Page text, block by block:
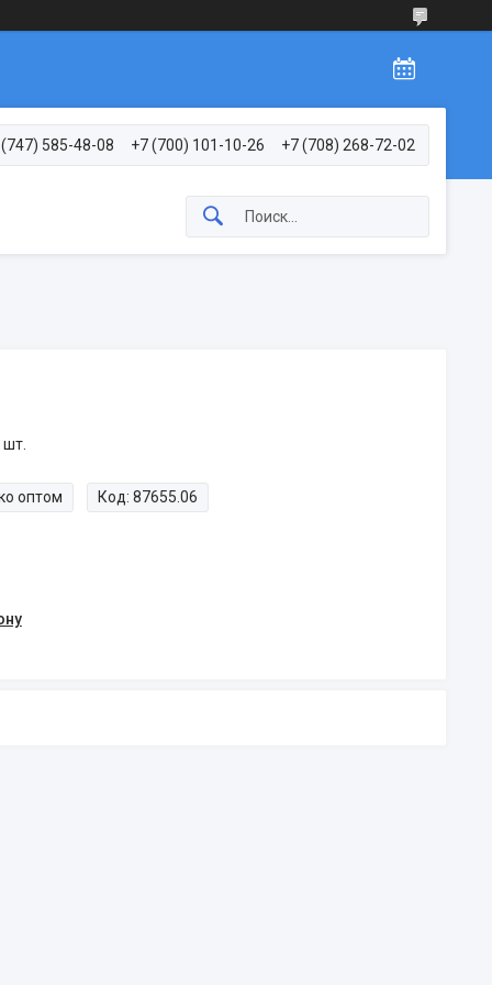
(747) 585-48-08 +7 (700) 101-10-26 +7 (708) 268-72-02
оптом Код: 87655.06